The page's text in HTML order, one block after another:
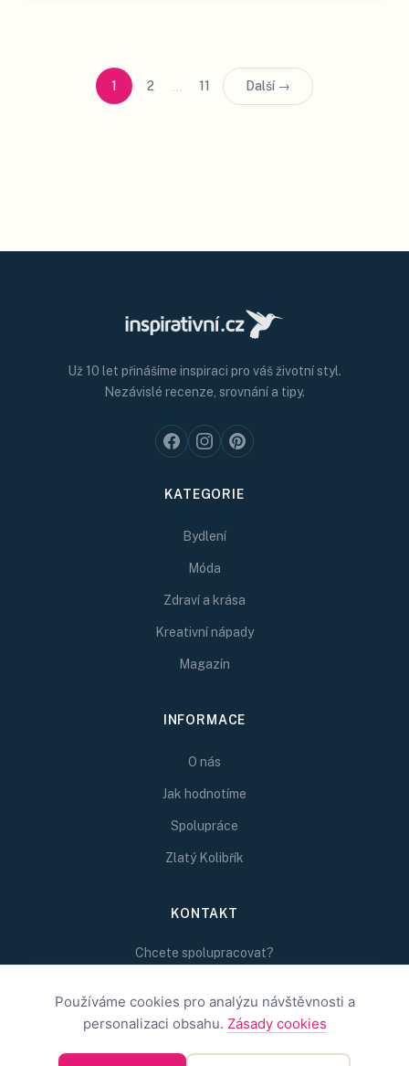
1 2 … 11 Další →
Už 10 let přinášíme inspiraci pro váš životní styl.
Nezávislé recenze, srovnání a tipy.
KATEGORIE
Bydlení
Móda
Zdraví a krása
Kreativní nápady
Magazín
INFORMACE
O nás
Jak hodnotíme
Spolupráce
Zlatý Kolibřík
KONTAKT
Chcete spolupracovat?
redakce@inspirativni.cz
Používáme cookies pro analýzu návštěvnosti a
personalizaci obsahu. Zásady cookies